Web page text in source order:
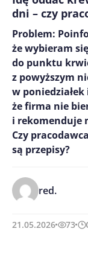
dni – czy
Problem:
że wybieram
do punktu
z powyższym
w
że firma nie
i rekomenduje
Czy
są przepisy?
red.
21.05.2026 73